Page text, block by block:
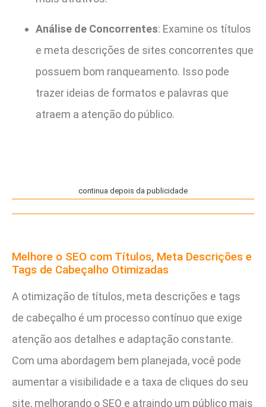
Análise de Concorrentes: Examine os títulos
e meta descrições de sites concorrentes que
possuem bom ranqueamento. Isso pode
trazer ideias de formatos e palavras que
atraem a atenção do público.
continua depois da publicidade
Melhore o SEO com Títulos, Meta Descrições e
Tags de Cabeçalho Otimizadas
A otimização de títulos, meta descrições e tags
de cabeçalho é um processo contínuo que exige
atenção aos detalhes e adaptação constante.
Com uma abordagem bem planejada, você pode
aumentar a visibilidade e a taxa de cliques do seu
site, melhorando o SEO e atraindo um público mais